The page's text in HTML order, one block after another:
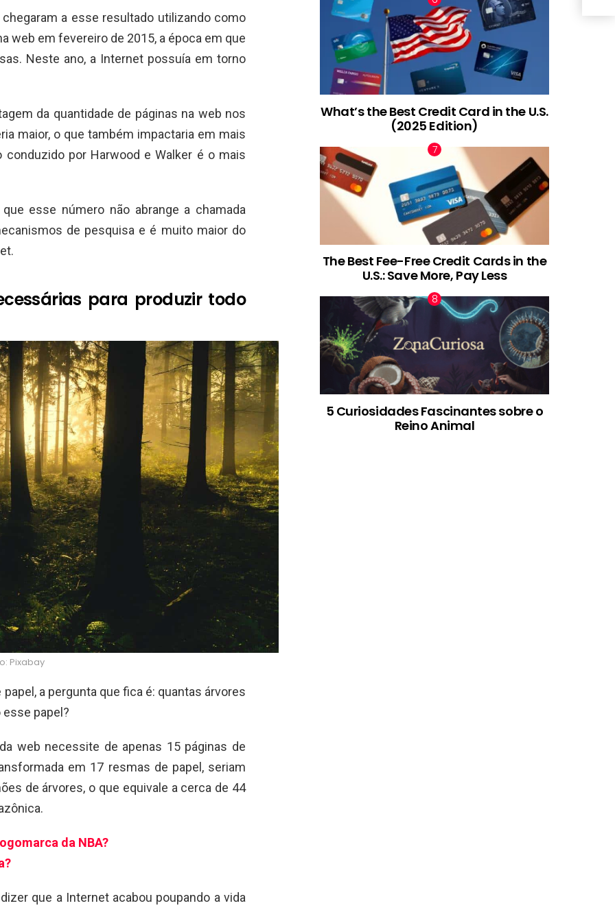
a esse resultado utilizando como
web em fevereiro de 2015, a época em que
Neste ano, a Internet possuía em torno
da quantidade de páginas na web nos
maior, o que também impactaria em mais
por Harwood e Walker é o mais
esse número não abrange a chamada
de pesquisa e é muito maior do
para produzir todo
Pixabay
a pergunta que fica é: quantas árvores
papel?
web necessite de apenas 15 páginas de
em 17 resmas de papel, seriam
de árvores, o que equivale a cerca de 44
da NBA?
que a Internet acabou poupando a vida
What’s the Best Credit Card in the U.S.
(2025 Edition)
The Best Fee-Free Credit Cards in the
U.S.: Save More, Pay Less
5 Curiosidades Fascinantes sobre o
Reino Animal